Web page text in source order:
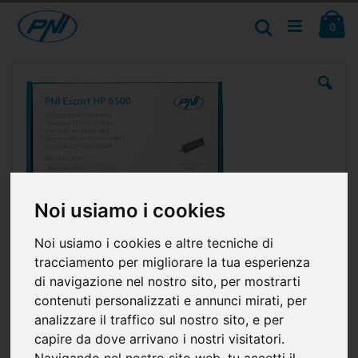
Noi usiamo i cookies
Noi usiamo i cookies e altre tecniche di
tracciamento per migliorare la tua esperienza
di navigazione nel nostro sito, per mostrarti
contenuti personalizzati e annunci mirati, per
analizzare il traffico sul nostro sito, e per
capire da dove arrivano i nostri visitatori.
Salta
al
contenuto
0
Cerca
alla